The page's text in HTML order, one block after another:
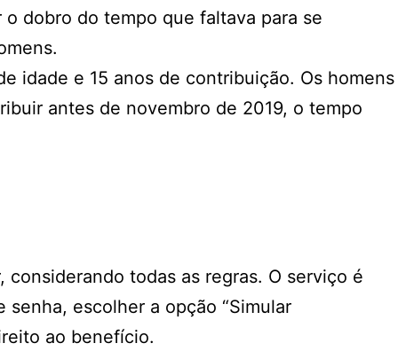
dobro do tempo que faltava para se
idade e 15 anos de contribuição. Os homens
antes de novembro de 2019, o tempo
todas as regras. O serviço é
escolher a opção “Simular
ao benefício.